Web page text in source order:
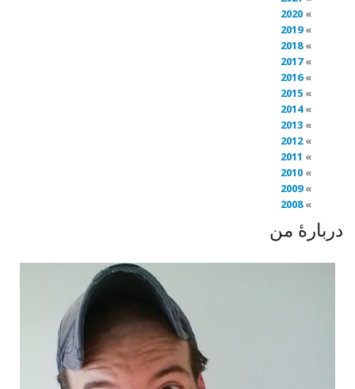
2020
2019
2018
2017
2016
2015
2014
2013
2012
2011
2010
2009
2008
دربارهٔ من